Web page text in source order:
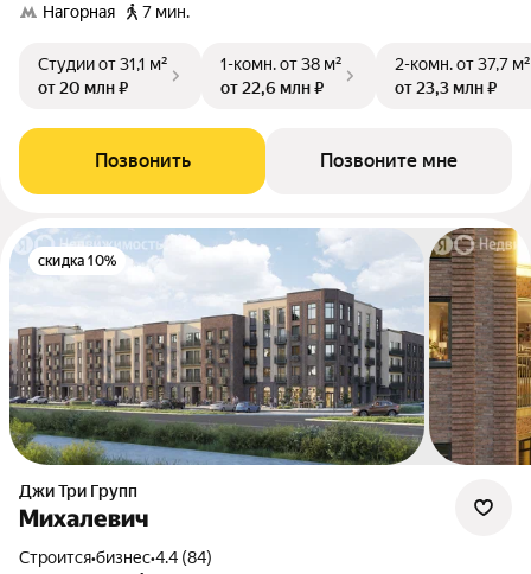
Нагорная
7 мин.
Студииот 31,1 м²
от 20 млн ₽
1-комн.от 38 м²
от 22,6 млн ₽
2-комн.от 37,7 м²
от 23,3 млн ₽
Позвонить Позвоните мне
скидка 10%
Джи Три Групп
Михалевич
Строится•бизнес•4.4 (84)